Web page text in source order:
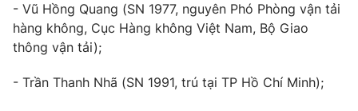
- Vũ Hồng Quang (SN 1977, nguyên Phó Phòng vận tải
hàng không, Cục Hàng không Việt Nam, Bộ Giao
thông vận tải);
- Trần Thanh Nhã (SN 1991, trú tại TP Hồ Chí Minh);